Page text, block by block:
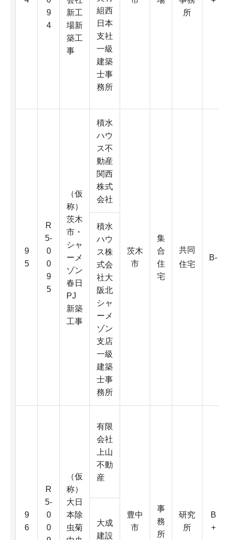
9
4
新工
場新
築工
事
所
組西
日本
支社
一級
建築
士事
務所
9
5
R
5-
0
0
9
5
（仮
称）
茨木
市・
シャ
ーメ
ゾン
春日
PJ
新築
工事
積水
ハウ
ス不
動産
関西
株式
会社
茨木
市
集
合
住
宅
共同
住宅
B-
積水
ハウ
ス株
式会
社大
阪北
シャ
ーメ
ゾン
支店
一級
建築
士事
務所
9
6
R
5-
0
0
（仮
称）
大日
本除
虫菊
有限
会社
上山
不動
産
豊中
市
事
務
所
研究
所
B
+
大成
建設